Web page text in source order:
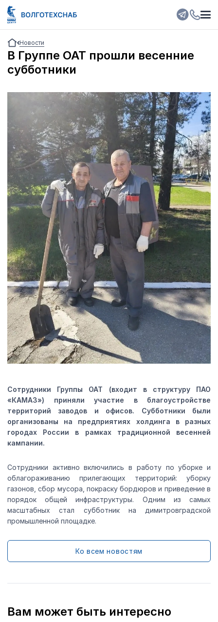
Новости
В Группе ОАТ прошли весенние
субботники
Сотрудники Группы ОАТ (входит в структуру ПАО
«КАМАЗ») приняли участие в благоустройстве
территорий заводов и офисов. Субботники были
организованы на предприятиях холдинга в разных
городах России в рамках традиционной весенней
кампании.
Сотрудники активно включились в работу по уборке и
облагораживанию прилегающих территорий: уборку
газонов, сбор мусора, покраску бордюров и приведение в
порядок общей инфраструктуры. Одним из самых
масштабных стал субботник на димитровградской
промышленной площадке.
Ко всем новостям
Вам может быть интересно